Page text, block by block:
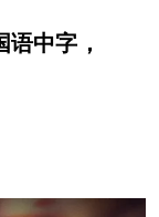
中字，